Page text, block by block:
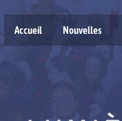
Accueil Nouvelles